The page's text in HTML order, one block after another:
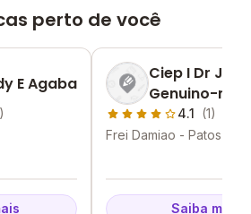
perto de você
E Agaba
Ciep I Dr Jose
Genuino-
Nobrega
4.1 (1)
Frei Damiao - Patos - PB
Saiba mais